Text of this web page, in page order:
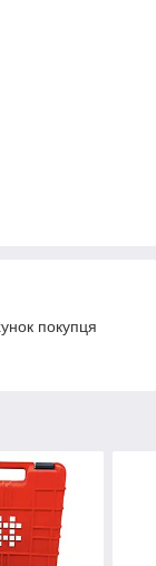
покупця